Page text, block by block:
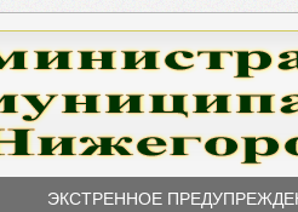
ЭКСТРЕННОЕ